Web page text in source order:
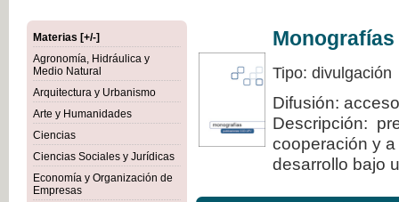
Materias [+/-]
Agronomía, Hidráulica y
Medio Natural
Arquitectura y Urbanismo
Arte y Humanidades
Ciencias
Ciencias Sociales y Jurídicas
Economía y Organización de
Empresas
Tipo: divulgación
Difusión:
Descripción:
cooperación y
desarrollo bajo